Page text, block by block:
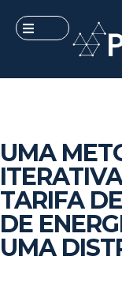
UMA
TARIFA
DE
UMA